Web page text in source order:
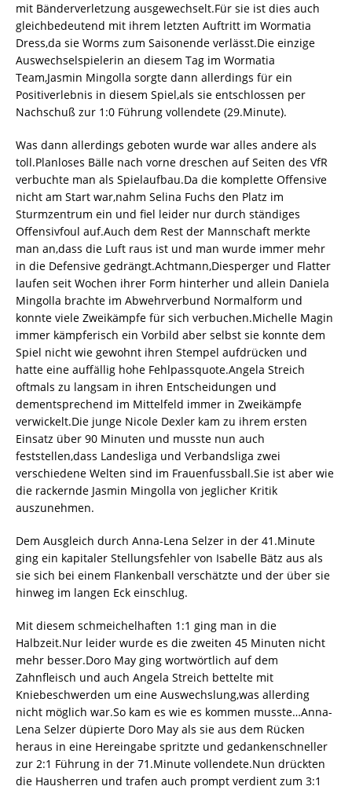
mit Bänderverletzung ausgewechselt.Für sie ist dies auch
gleichbedeutend mit ihrem letzten Auftritt im Wormatia
Dress,da sie Worms zum Saisonende verlässt.Die einzige
Auswechselspielerin an diesem Tag im Wormatia
Team,Jasmin Mingolla sorgte dann allerdings für ein
Positiverlebnis in diesem Spiel,als sie entschlossen per
Nachschuß zur 1:0 Führung vollendete (29.Minute).
Was dann allerdings geboten wurde war alles andere als
toll.Planloses Bälle nach vorne dreschen auf Seiten des VfR
verbuchte man als Spielaufbau.Da die komplette Offensive
nicht am Start war,nahm Selina Fuchs den Platz im
Sturmzentrum ein und fiel leider nur durch ständiges
Offensivfoul auf.Auch dem Rest der Mannschaft merkte
man an,dass die Luft raus ist und man wurde immer mehr
in die Defensive gedrängt.Achtmann,Diesperger und Flatter
laufen seit Wochen ihrer Form hinterher und allein Daniela
Mingolla brachte im Abwehrverbund Normalform und
konnte viele Zweikämpfe für sich verbuchen.Michelle Magin
immer kämpferisch ein Vorbild aber selbst sie konnte dem
Spiel nicht wie gewohnt ihren Stempel aufdrücken und
hatte eine auffällig hohe Fehlpassquote.Angela Streich
oftmals zu langsam in ihren Entscheidungen und
dementsprechend im Mittelfeld immer in Zweikämpfe
verwickelt.Die junge Nicole Dexler kam zu ihrem ersten
Einsatz über 90 Minuten und musste nun auch
feststellen,dass Landesliga und Verbandsliga zwei
verschiedene Welten sind im Frauenfussball.Sie ist aber wie
die rackernde Jasmin Mingolla von jeglicher Kritik
auszunehmen.
Dem Ausgleich durch Anna-Lena Selzer in der 41.Minute
ging ein kapitaler Stellungsfehler von Isabelle Bätz aus als
sie sich bei einem Flankenball verschätzte und der über sie
hinweg im langen Eck einschlug.
Mit diesem schmeichelhaften 1:1 ging man in die
Halbzeit.Nur leider wurde es die zweiten 45 Minuten nicht
mehr besser.Doro May ging wortwörtlich auf dem
Zahnfleisch und auch Angela Streich bettelte mit
Kniebeschwerden um eine Auswechslung,was allerding
nicht möglich war.So kam es wie es kommen musste…Anna-
Lena Selzer düpierte Doro May als sie aus dem Rücken
heraus in eine Hereingabe spritzte und gedankenschneller
zur 2:1 Führung in der 71.Minute vollendete.Nun drückten
die Hausherren und trafen auch prompt verdient zum 3:1